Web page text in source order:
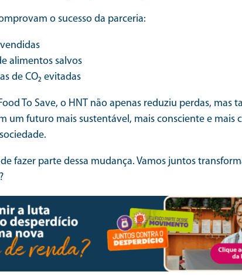
o sucesso da parceria:
alimentos salvos
de CO₂ evitadas
To Save, o HNT não apenas reduziu perdas, mas
um futuro mais sustentável, mais consciente e mais
fazer parte dessa mudança. Vamos juntos